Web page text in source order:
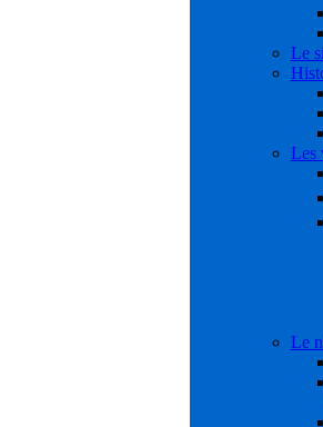
Le
Les
Le